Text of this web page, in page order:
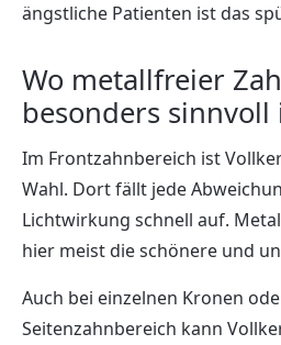
ängstliche Patienten ist das
Wo metallfreier
besonders sinnvoll
Im Frontzahnbereich ist
Wahl. Dort fällt jede
Lichtwirkung schnell auf.
hier meist die schönere und
Auch bei einzelnen Kronen
Seitenzahnbereich kann